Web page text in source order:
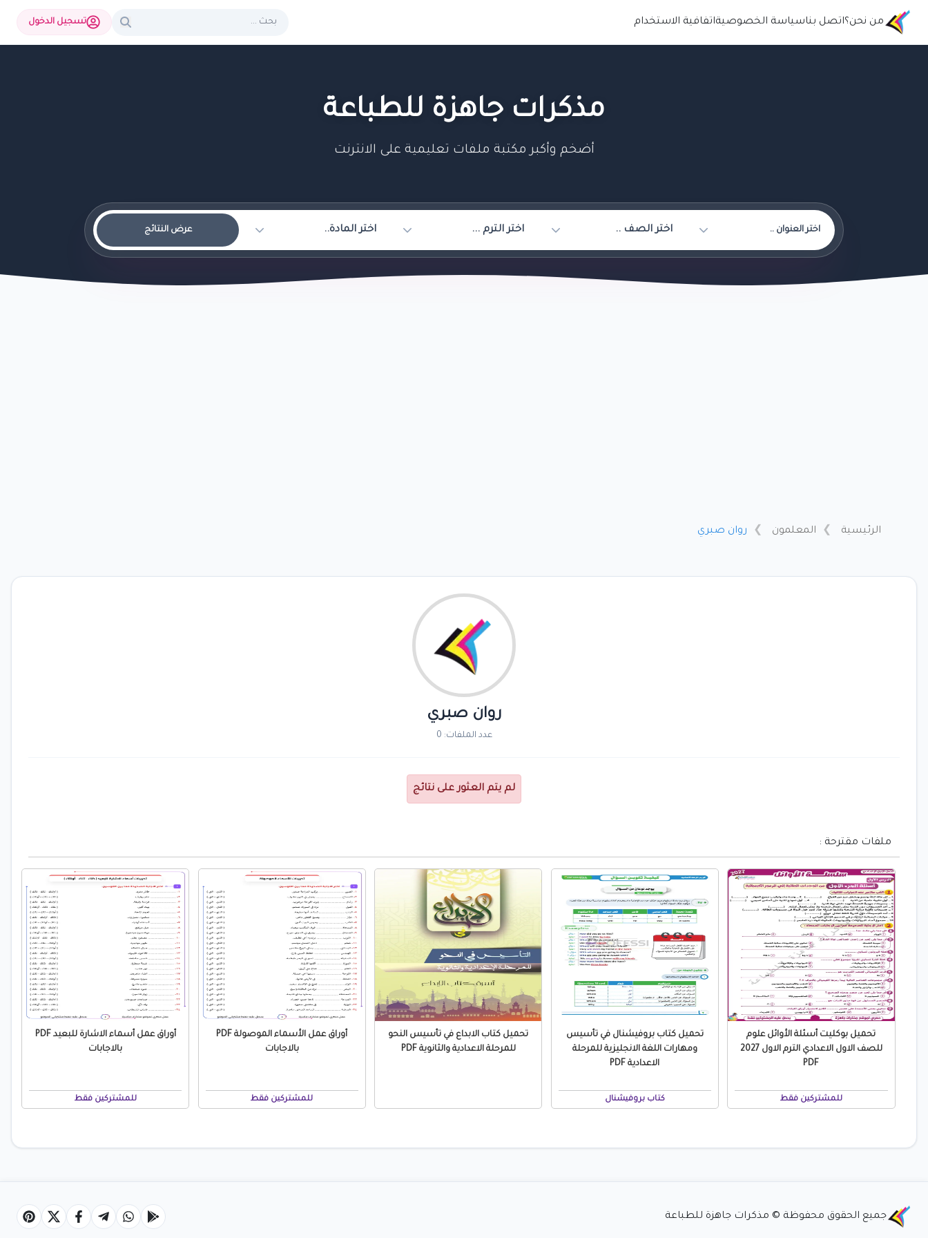
من نحن؟اتصل بناسياسة الخصوصيةاتفافية الاستخدام تسجيل الدخول
مذكرات جاهزة للطباعة
أضخم وأكبر مكتبة ملفات تعليمية على الانترنت
عرض النتائج
الرئيسية المعلمون روان صبري
روان صبري
عدد الملفات: 0
لم يتم العثور على نتائج
ملفات مقترحة :
تحميل بوكليت أسئلة الأوائل علوم
للصف الاول الاعدادي الترم الاول 2027
PDF
للمشتركين فقط
تحميل كتاب بروفيشنال في تأسيس
ومهارات اللغة الانجليزية للمرحلة
الاعدادية PDF
كتاب بروفيشنال
تحميل كتاب الابداع في تأسيس النحو
للمرحلة الاعدادية والثانوية PDF
أوراق عمل الأسماء الموصولة PDF
بالاجابات
للمشتركين فقط
أوراق عمل أسماء الاشارة للبعيد PDF
بالاجابات
للمشتركين فقط
جميع الحقوق محفوظة © مذكرات جاهزة للطباعة